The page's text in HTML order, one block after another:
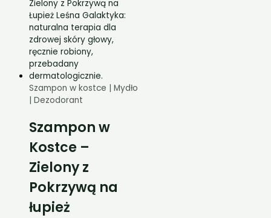
Szampon w kostce | Mydło
| Dezodorant
Szampon w
Kostce –
Zielony z
Pokrzywą na
łupież